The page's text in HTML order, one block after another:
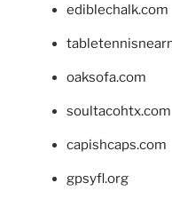
ediblechalk.com
oaksofa.com
soultacohtx.com
capishcaps.com
gpsyfl.org